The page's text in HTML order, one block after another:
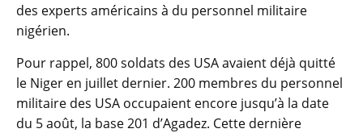
des experts américains à du personnel militaire
nigérien.
Pour rappel, 800 soldats des USA avaient déjà quitté
le Niger en juillet dernier. 200 membres du personnel
militaire des USA occupaient encore jusqu’à la date
du 5 août, la base 201 d’Agadez. Cette dernière